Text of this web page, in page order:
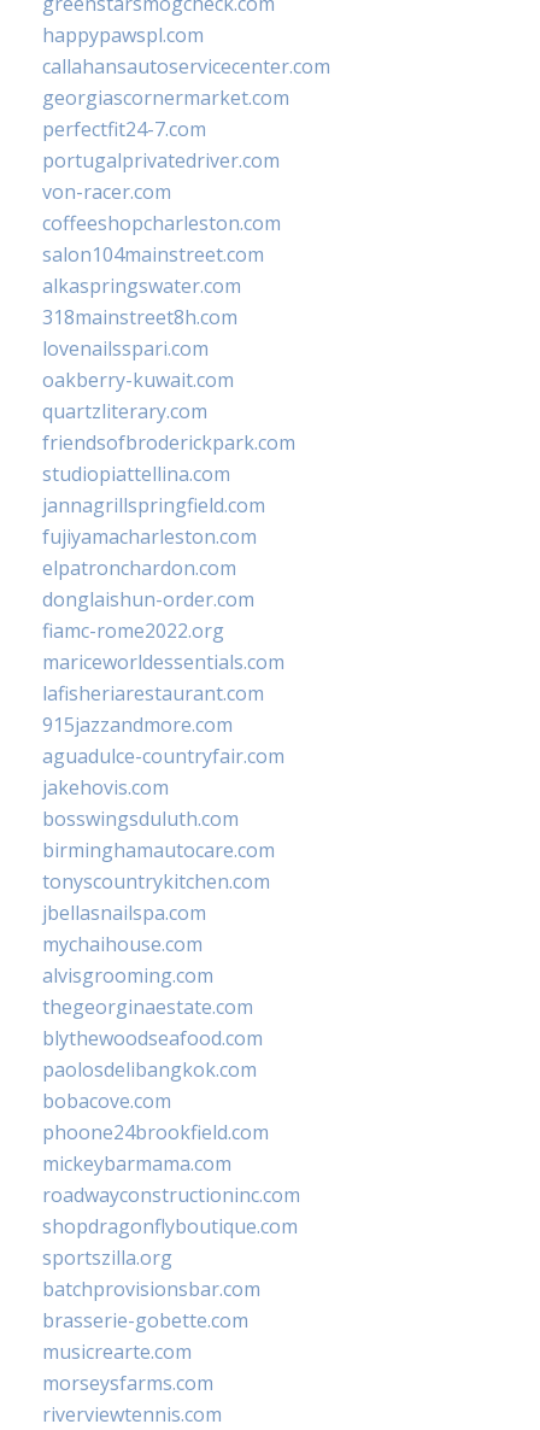
happypawspl.com
callahansautoservicecenter.com
georgiascornermarket.com
perfectfit24-7.com
portugalprivatedriver.com
von-racer.com
coffeeshopcharleston.com
salon104mainstreet.com
alkaspringswater.com
318mainstreet8h.com
lovenailsspari.com
oakberry-kuwait.com
quartzliterary.com
friendsofbroderickpark.com
studiopiattellina.com
jannagrillspringfield.com
fujiyamacharleston.com
elpatronchardon.com
donglaishun-order.com
fiamc-rome2022.org
mariceworldessentials.com
lafisheriarestaurant.com
915jazzandmore.com
aguadulce-countryfair.com
jakehovis.com
bosswingsduluth.com
birminghamautocare.com
tonyscountrykitchen.com
jbellasnailspa.com
mychaihouse.com
alvisgrooming.com
thegeorginaestate.com
blythewoodseafood.com
paolosdelibangkok.com
bobacove.com
phoone24brookfield.com
mickeybarmama.com
roadwayconstructioninc.com
shopdragonflyboutique.com
sportszilla.org
batchprovisionsbar.com
brasserie-gobette.com
musicrearte.com
morseysfarms.com
riverviewtennis.com